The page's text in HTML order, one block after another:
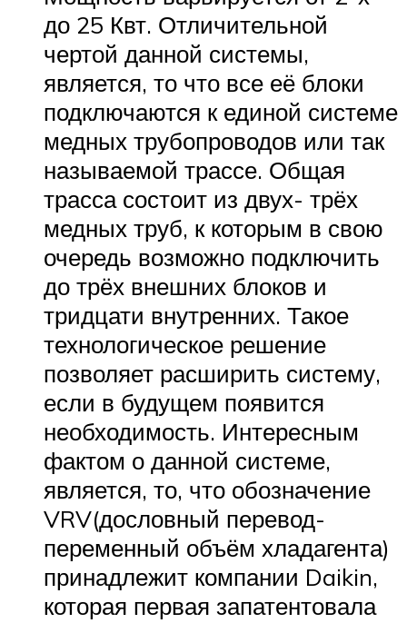
до 25 Квт. Отличительной
чертой данной системы,
является, то что все её блоки
подключаются к единой системе
медных трубопроводов или так
называемой трассе. Общая
трасса состоит из двух- трёх
медных труб, к которым в свою
очередь возможно подключить
до трёх внешних блоков и
тридцати внутренних. Такое
технологическое решение
позволяет расширить систему,
если в будущем появится
необходимость. Интересным
фактом о данной системе,
является, то, что обозначение
VRV(дословный перевод-
переменный объём хладагента)
принадлежит компании Daikin,
которая первая запатентовала